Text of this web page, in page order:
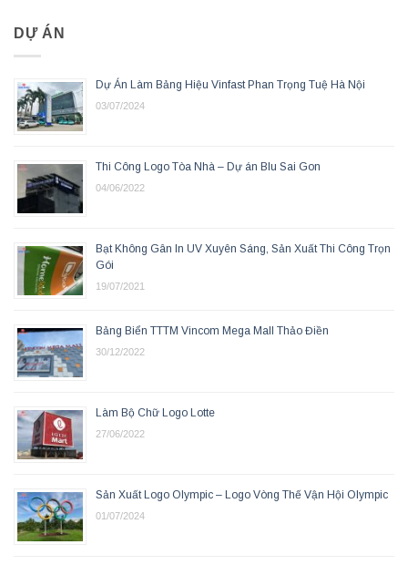
DỰ ÁN
Dự Án Làm Bảng Hiệu Vinfast Phan Trọng Tuệ Hà Nội
03/07/2024
Thi Công Logo Tòa Nhà – Dự án Blu Sai Gon
04/06/2022
Bạt Không Gân In UV Xuyên Sáng, Sản Xuất Thi Công Trọn
Gói
19/07/2021
Bảng Biển TTTM Vincom Mega Mall Thảo Điền
30/12/2022
Làm Bộ Chữ Logo Lotte
27/06/2022
Sản Xuất Logo Olympic – Logo Vòng Thế Vận Hội Olympic
01/07/2024